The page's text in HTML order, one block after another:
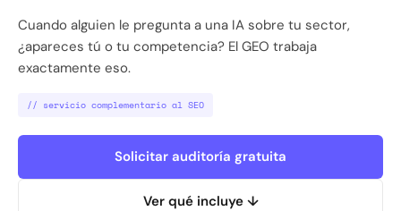
Cuando alguien le pregunta a una IA sobre tu sector,
¿apareces tú o tu competencia? El GEO trabaja
exactamente eso.
// servicio complementario al SEO
Solicitar auditoría gratuita
Ver qué incluye ↓